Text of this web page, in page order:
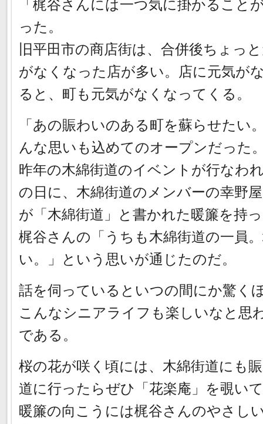
「梶谷さんには一つ気に掛かること
った。
旧平田市の商店街は、合併後ちょっ
がなくなった店が多い。店に元気が
ると、町も元気がなくなってくる。
「あの賑わいのある町を蘇らせたい
んな思いも込めてのオープンだった
昨年の木綿街道のイベントが行なわ
の日に、木綿街道のメンバーの幸野
が「木綿街道」と書かれた暖簾を持
梶谷さんの「うちも木綿街道の一員
い。」という思いが通じたのだ。
話を伺っているといつの間にか驚く
こんなシニアライフも楽しいなと思
である。
桜の花が咲く頃には、木綿街道にも
道に行ったらぜひ「花楽庵」を覗い
暖簾の向こうには梶谷さんのやさし